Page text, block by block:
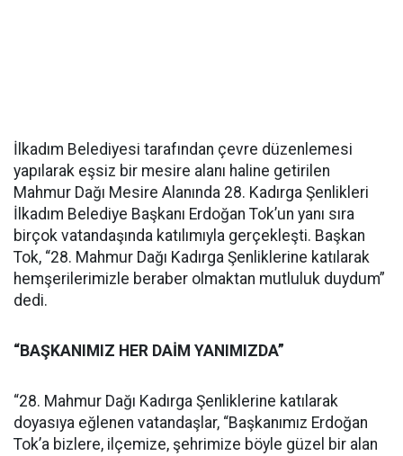
İlkadım Belediyesi tarafından çevre düzenlemesi
yapılarak eşsiz bir mesire alanı haline getirilen
Mahmur Dağı Mesire Alanında 28. Kadırga Şenlikleri
İlkadım Belediye Başkanı Erdoğan Tok’un yanı sıra
birçok vatandaşında katılımıyla gerçekleşti. Başkan
Tok, “28. Mahmur Dağı Kadırga Şenliklerine katılarak
hemşerilerimizle beraber olmaktan mutluluk duydum”
dedi.
“BAŞKANIMIZ HER DAİM YANIMIZDA”
“28. Mahmur Dağı Kadırga Şenliklerine katılarak
doyasıya eğlenen vatandaşlar, “Başkanımız Erdoğan
Tok’a bizlere, ilçemize, şehrimize böyle güzel bir alan